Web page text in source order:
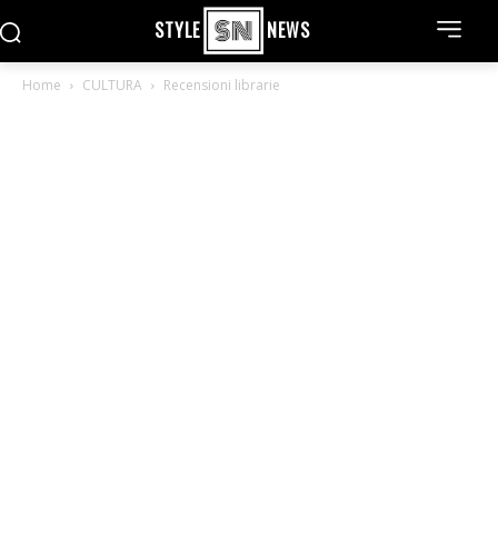
STYLE NEWS
Home CULTURA Recensioni librarie